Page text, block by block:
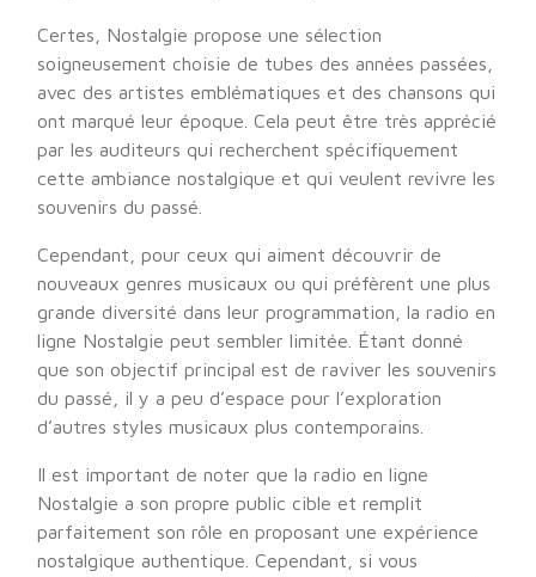
Certes, Nostalgie propose une sélection
soigneusement choisie de tubes des années passées,
avec des artistes emblématiques et des chansons qui
ont marqué leur époque. Cela peut être très apprécié
par les auditeurs qui recherchent spécifiquement
cette ambiance nostalgique et qui veulent revivre les
souvenirs du passé.
Cependant, pour ceux qui aiment découvrir de
nouveaux genres musicaux ou qui préfèrent une plus
grande diversité dans leur programmation, la radio en
ligne Nostalgie peut sembler limitée. Étant donné
que son objectif principal est de raviver les souvenirs
du passé, il y a peu d’espace pour l’exploration
d’autres styles musicaux plus contemporains.
Il est important de noter que la radio en ligne
Nostalgie a son propre public cible et remplit
parfaitement son rôle en proposant une expérience
nostalgique authentique. Cependant, si vous